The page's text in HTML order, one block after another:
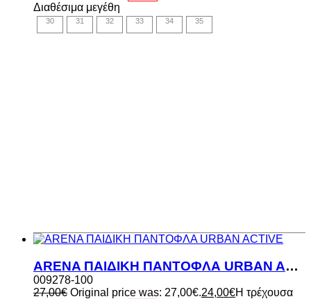
Διαθέσιμα μεγέθη
30 31 32 33 34 35
ARENA ΠΑΙΔΙΚΗ ΠΑΝΤΟΦΛΑ URBAN ACTIVE
009278-100
27,00€ Original price was: 27,00€.24,00€Η τρέχουσα